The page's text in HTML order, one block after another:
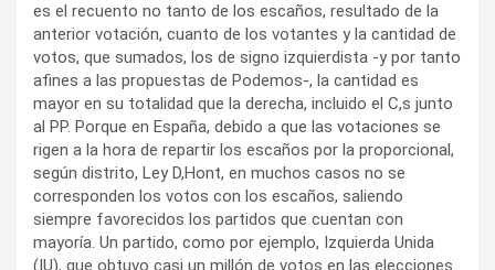
es el recuento no tanto de los escaños, resultado de la
anterior votación, cuanto de los votantes y la cantidad de
votos, que sumados, los de signo izquierdista -y por tanto
afines a las propuestas de Podemos-, la cantidad es
mayor en su totalidad que la derecha, incluido el C,s junto
al PP. Porque en España, debido a que las votaciones se
rigen a la hora de repartir los escaños por la proporcional,
según distrito, Ley D,Hont, en muchos casos no se
corresponden los votos con los escaños, saliendo
siempre favorecidos los partidos que cuentan con
mayoría. Un partido, como por ejemplo, Izquierda Unida
(IU), que obtuvo casi un millón de votos en las elecciones